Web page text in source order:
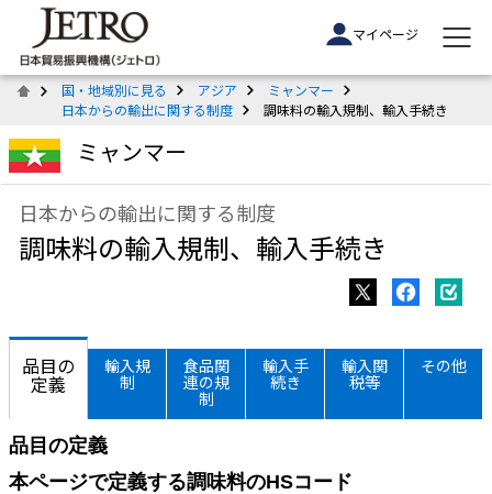
マイページ
国・地域別に見る アジア
ミャンマー
日本からの輸出に関する制度
調味料の輸入規制、輸入手続き
ミャンマー
日本からの輸出に関する制度
調味料の輸入規制、輸入手続き
品目の
定義
輸入規
制
食品関
連の規
制
輸入手
続き
輸入関
税等
その他
品目の定義
本ページで定義する調味料のHSコード